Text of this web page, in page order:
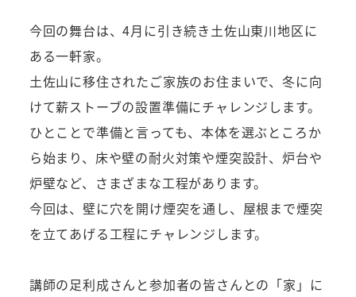
今回の舞台は、4月に引き続き土佐山東川地区に
ある一軒家。
土佐山に移住されたご家族のお住まいで、冬に向
けて薪ストーブの設置準備にチャレンジします。
ひとことで準備と言っても、本体を選ぶところか
ら始まり、床や壁の耐火対策や煙突設計、炉台や
炉壁など、さまざまな工程があります。
今回は、壁に穴を開け煙突を通し、屋根まで煙突
を立てあげる工程にチャレンジします。
講師の足利成さんと参加者の皆さんとの「家」に